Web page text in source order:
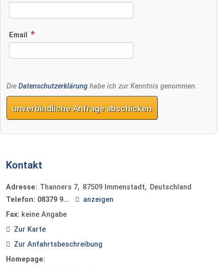
Email
Die Datenschutzerklärung habe ich zur Kenntnis genommen.
unverbindliche Anfrage abschicken
Kontakt
Adresse: Thanners 7 87509 Immenstadt
Deutschland
Telefon: 08379 9...
anzeigen
Fax: keine Angabe
Zur Karte
Zur Anfahrtsbeschreibung
Homepage: